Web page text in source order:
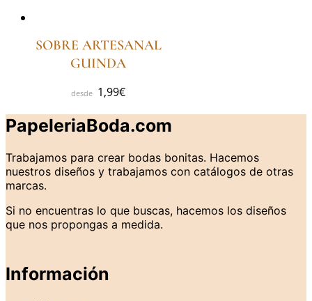
SOBRE ARTESANAL
GUINDA
1,99€
PapeleriaBoda.com
Trabajamos para crear bodas bonitas. Hacemos
nuestros diseños y trabajamos con catálogos de otras
marcas.
Si no encuentras lo que buscas, hacemos los diseños
que nos propongas a medida.
Información